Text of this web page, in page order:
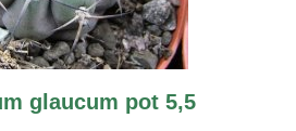
glaucum pot 5,5